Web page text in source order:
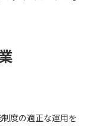
度の適正な運用を